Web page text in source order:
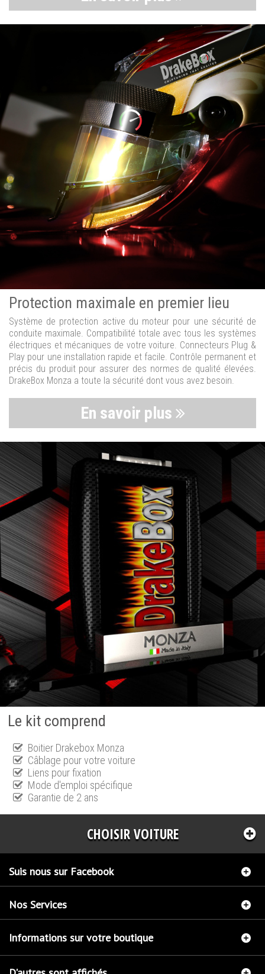
Protection maximale en premier lieu
Système de protection active du moteur pour une sécurité de
conduite maximale. Compatibilité totale avec tous les systèmes
électriques et mécaniques de votre voiture. Connecteurs Plug &
Play pour une installation rapide et facile. Contrôle permanent et
précis du produit pour assurer des normes de qualité élevées.
DrakeBox Monza a toute la sécurité dont vous avez besoin.
En savoir plus
Le kit comprend
Boitier Drakebox Monza
Câblage pour votre voiture
Liens pour fixation
Mode d'emploi spécifique
Garantie de 2 ans
CHOISIR VOITURE
Suis nous sur Facebook
Nos Services
Informations sur votre boutique